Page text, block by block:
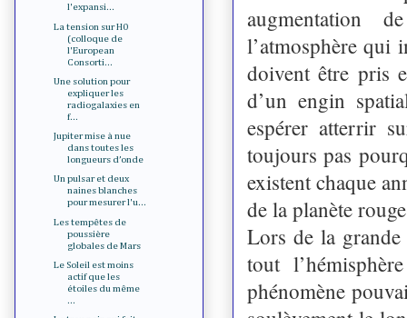
augmentation
l’atmosphère qui
doivent être pris
d’un engin
espérer atterrir
toujours pas
existent chaque
de la planète
Lors de la grande
tout
phénomène
l'expansi...
La tension sur H0
(colloque de
l'European
Consorti...
Une solution pour
expliquer les
radiogalaxies en
f...
Jupiter mise à nue
dans toutes les
longueurs d’onde
Un pulsar et deux
naines blanches
pour mesurer l'u...
Les tempêtes de
poussière
globales de Mars
Le Soleil est moins
actif que les
étoiles du même
...